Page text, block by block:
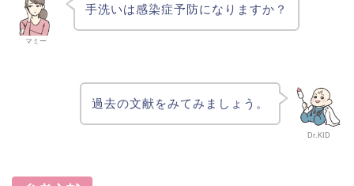
マミー
手洗いは感染症予防になりますか？
Dr.KID
過去の文献をみてみましょう。